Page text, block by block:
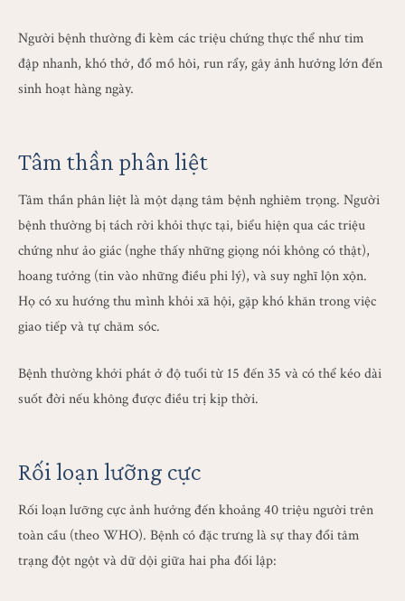
Người bệnh thường đi kèm các triệu chứng thực thể như tim
đập nhanh, khó thở, đổ mồ hôi, run rẩy, gây ảnh hưởng lớn đến
sinh hoạt hàng ngày.
Tâm thần phân liệt
Tâm thần phân liệt là một dạng tâm bệnh nghiêm trọng. Người
bệnh thường bị tách rời khỏi thực tại, biểu hiện qua các triệu
chứng như ảo giác (nghe thấy những giọng nói không có thật),
hoang tưởng (tin vào những điều phi lý), và suy nghĩ lộn xộn.
Họ có xu hướng thu mình khỏi xã hội, gặp khó khăn trong việc
giao tiếp và tự chăm sóc.
Bệnh thường khởi phát ở độ tuổi từ 15 đến 35 và có thể kéo dài
suốt đời nếu không được điều trị kịp thời.
Rối loạn lưỡng cực
Rối loạn lưỡng cực ảnh hưởng đến khoảng 40 triệu người trên
toàn cầu (theo WHO). Bệnh có đặc trưng là sự thay đổi tâm
trạng đột ngột và dữ dội giữa hai pha đối lập: